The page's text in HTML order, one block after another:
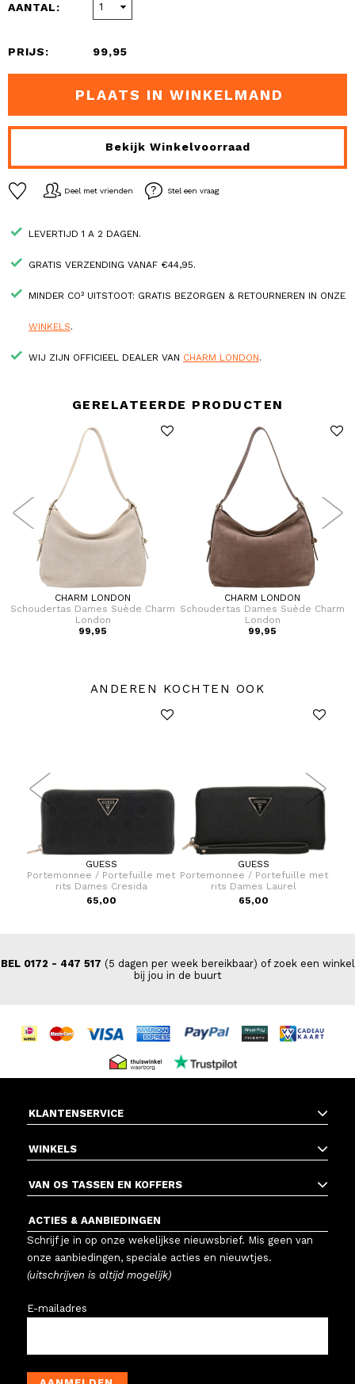
AANTAL:
PRIJS: 99,95
PLAATS IN WINKELMAND
Bekijk Winkelvoorraad
Deel met vrienden Stel een vraag
LEVERTIJD 1 A 2 DAGEN.
GRATIS VERZENDING VANAF €44,95.
MINDER CO² UITSTOOT: GRATIS BEZORGEN & RETOURNEREN IN ONZE
WINKELS.
WIJ ZIJN OFFICIEEL DEALER VAN CHARM LONDON.
GERELATEERDE PRODUCTEN
CHARM LONDON
Schoudertas Dames Suède Charm
London
99,95
CHARM LONDON
Schoudertas Dames Suède Charm
London
99,95
ANDEREN KOCHTEN OOK
GUESS
Portemonnee / Portefuille met
rits Dames Cresida
65,00
GUESS
Portemonnee / Portefuille met
rits Dames Laurel
65,00
BEL 0172 - 447 517 (5 dagen per week bereikbaar) of zoek een winkel
bij jou in de buurt
KLANTENSERVICE
WINKELS
VAN OS TASSEN EN KOFFERS
ACTIES & AANBIEDINGEN
Schrijf je in op onze wekelijkse nieuwsbrief. Mis geen van
onze aanbiedingen, speciale acties en nieuwtjes.
(uitschrijven is altijd mogelijk)
E-mailadres